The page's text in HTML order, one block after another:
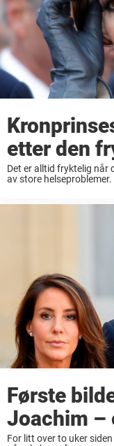
etter den
Det er alltid fryktelig når
av store
Første
Joachim –
For litt over to uker